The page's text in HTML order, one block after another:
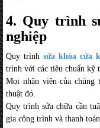
4. Quy trình
nghiệp
Quy trìnhsửa khóa cửa
trình với các tiêu chuẩn kỹ
Mọi nhân viên của chúng
thuật đó.
Quy trình sửa chữa cần
gia công trình và thanh